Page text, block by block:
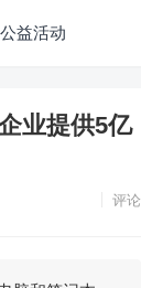
公益活动
业提供5亿
评论